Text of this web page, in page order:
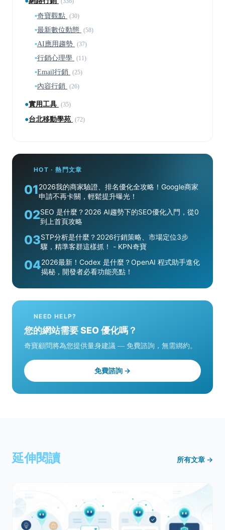
▪奇寶觀點 (30)
▪最新數位動態 (58)
▪AI應用趨勢 (37)
▪行銷心理學 (11)
▪Email行銷 (25)
▪內容行銷 (26)
●實用工具 (35)
●台北移動學苑 (72)
HOT · 熱門文章
012026我的商家驗證、排名優化全攻略！Google商家
申請不再卡關，輕鬆提升曝光！
02SEO 是什麼？2026 AI趨勢下的SEO優化入門，從0
到上首頁攻略
03STP分析是什麼？2026行銷策略、市場定位3步
驟，精準客群這樣抓！ - KPN奇寶
042026最新！Codex 是什麼？OpenAI 程式助手進化
揭秘，開發者必看功能亮點！
NEED HELP?
您的網站需要 SEO 優化嗎？
奇寶顧問將為您提供量身建議 — 免費諮詢，無需綁約。
免費諮詢 →
延伸閱讀 所有文章 →